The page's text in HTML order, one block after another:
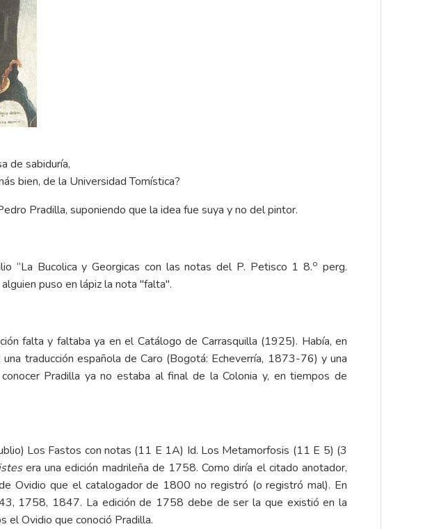
de sabiduría,
bien, de la Universidad Tomística?
Pradilla, suponiendo que la idea fue suya y no del pintor.
“La Bucolica y Georgicas con las notas del P. Petisco 1 8.o perg.
puso en lápiz la nota "falta".
falta y faltaba ya en el Catálogo de Carrasquilla (1925). Había, en
traducción española de Caro (Bogotá: Echeverría, 1873-76) y una
Pradilla ya no estaba al final de la Colonia y, en tiempos de
Los Fastos con notas (11 E 1A) Id. Los Metamorfosis (11 E 5) (3
era una edición madrileña de 1758. Como diría el citado anotador,
Ovidio que el catalogador de 1800 no registró (o registró mal). En
1758, 1847. La edición de 1758 debe de ser la que existió en la
el Ovidio que conoció Pradilla.